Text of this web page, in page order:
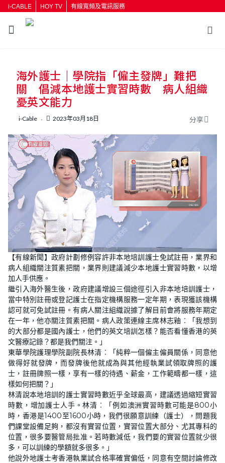
i-CABLE HOY TV 有線寬頻及電訊服務
海外護士｜學院指「僱主發牌」難把
關 倡減本地護士實習時數 病人組織
憂英文能力
i-Cable 2023年03月18日 分享
U
n
m
u
t
e
L
o
a
d
e
2
1
.
7
%
【有線新聞】政府計劃修例容許非本地培訓護士免試註冊，業界和
病人組織關注質素把關，業界則建議減少本地護士實習時數，以增
加人手供應。
繼引入海外醫生後，政府建議增設三個途徑引入非本地培訓護士，
當中特別註冊或登記護士在指定機構服務一定年期，表現獲該機構
認可就可免試註冊。有病人關注組織說據了解目前會將服務年期定
在一年，他亦關注質素把關。病人政策連線主席林志釉︰「我想到
的大部分都是國內護士，他們的英文培訓怎樣？能否看懂香港的英
文醫療記錄？都是我們關注。」
東華學院護理學院副院長林清︰「純粹一個僱主僱員關係，同意他
做得好就發牌，而發牌後他就成為與其他經執業試領取牌照的護
士，註冊牌照一樣，享有一樣的待遇、薪金，工作範疇都一樣，這
樣如何把關？」
林清說本地培訓的護士實習時數近乎全球最高，建議透過縮短實習
時數，增加護士人手。林清︰「例如澳洲實習時數可能是800小
時，香港是1400至1600小時，我們很願意訓練（護士），問題我
們課堂設備足夠，都沒有實習位置，實習位置大部分、尤其專科的
位置，很多要醫管局批准。若時數減低，我們要的實習位置就少很
多，可以訓練的學額就多很多。」
他說外地護士考香港執業試合格率確實偏低，同意有空間討論修改